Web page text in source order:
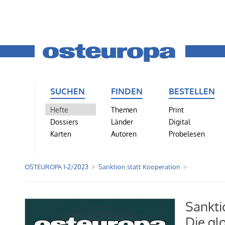
SUCHEN
Hefte
Dossiers
Karten
FINDEN
Themen
Länder
Autoren
BESTELLEN
Print
Digital
Probelesen
OSTEUROPA 1-2/2023 Sanktion statt Kooperation